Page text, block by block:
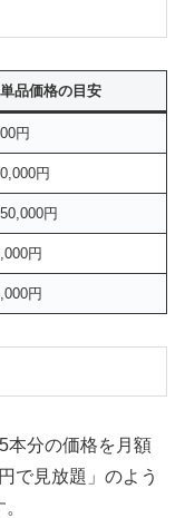
単品価格の目安
円
円
円
円
円
本分の価格を月額
で見放題」のよう